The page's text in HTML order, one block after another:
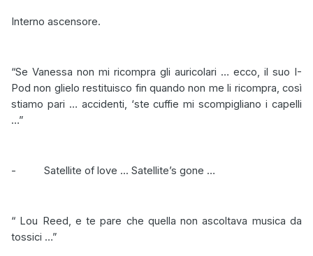
Interno ascensore.
“Se Vanessa non mi ricompra gli auricolari … ecco, il suo I-
Pod non glielo restituisco fin quando non me li ricompra, così
stiamo pari … accidenti, ‘ste cuffie mi scompigliano i capelli
…”
- Satellite of love ... Satellite’s gone …
“ Lou Reed, e te pare che quella non ascoltava musica da
tossici …”